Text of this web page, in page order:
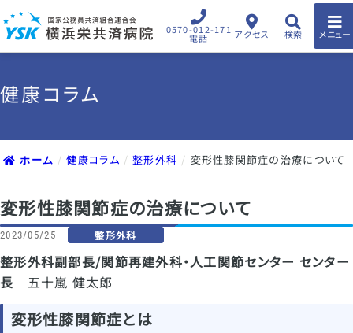
0570-012-171
電話 アクセス 検索 メニュー
健康コラム
ホーム 健康コラム 整形外科 変形性膝関節症の治療について
変形性膝関節症の治療について
2023/05/25 整形外科
整形外科副部長/関節再建外科・人工関節センター センター
長 五十嵐 健太郎
変形性膝関節症とは